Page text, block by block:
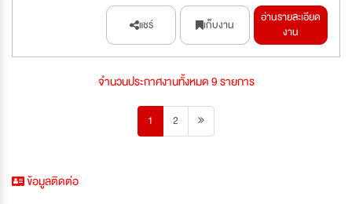
แชร์ เก็บงาน
อ่านรายละเอียด
งาน
จำนวนประกาศงานทั้งหมด 9 รายการ
1 2
ข้อมูลติดต่อ